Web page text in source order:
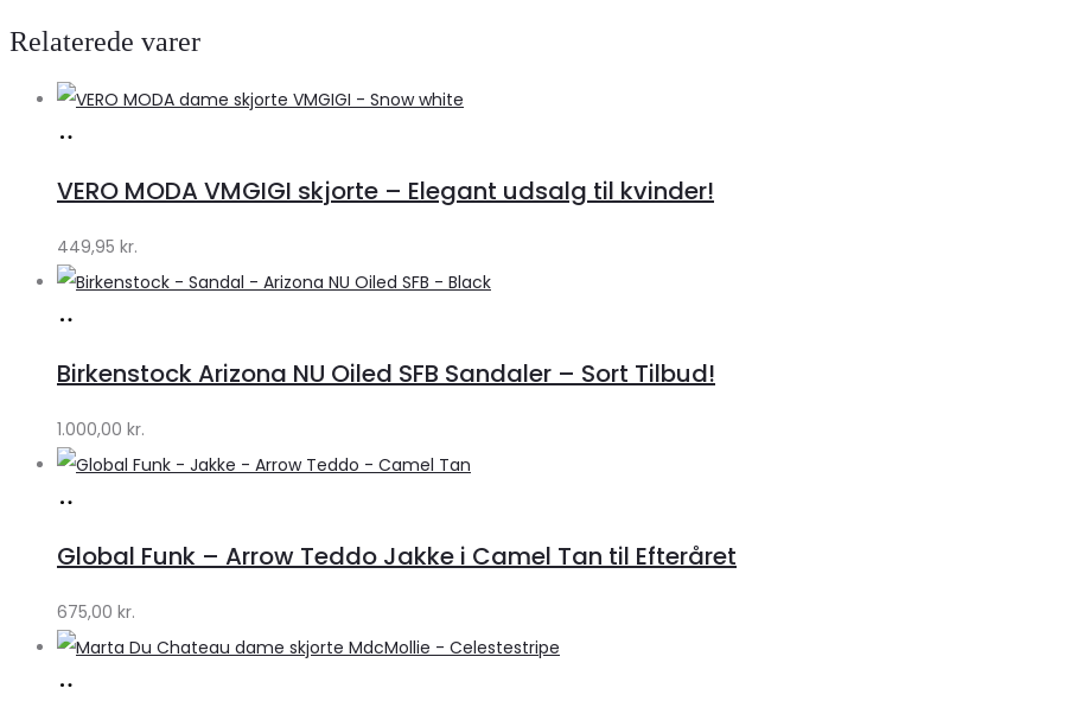
Relaterede varer
Klædeskabet.dk
VERO MODA VMGIGI skjorte – Elegant udsalg til kvinder!
449,95 kr.
Lykke
by
Lykke
Birkenstock Arizona NU Oiled SFB Sandaler – Sort Tilbud!
1.000,00 kr.
Lykke
by
Lykke
Global Funk – Arrow Teddo Jakke i Camel Tan til Efteråret
675,00 kr.